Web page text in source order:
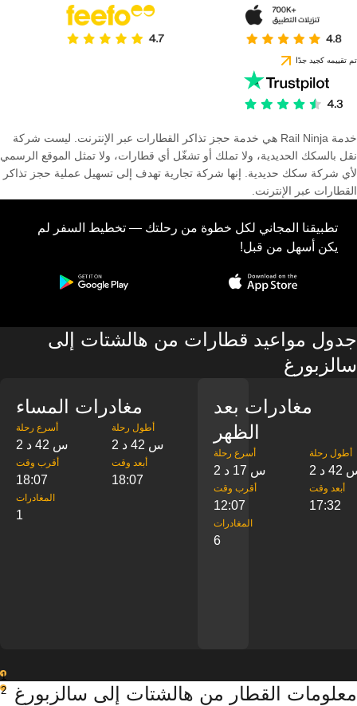
تم تقييمه كجيد جدًا
خدمة Rail Ninja هي خدمة حجز تذاكر القطارات عبر الإنترنت. ليست شركة
نقل بالسكك الحديدية، ولا تملك أو تشغّل أي قطارات، ولا تمثل الموقع الرسمي
لأي شركة سكك حديدية. إنها شركة تجارية تهدف إلى تسهيل عملية حجز تذاكر
القطارات عبر الإنترنت.
تطبيقنا المجاني لكل خطوة من رحلتك — تخطيط السفر لم
يكن أسهل من قبل!
جدول مواعيد قطارات من هالشتات إلى
سالزبورغ
مغادرات المساء
‎أسرع رحلة
2 س 42 د
‎أطول رحلة
2 س 42 د
‎أقرب وقت
18:07
‎أبعد وقت
18:07
‎المغادرات
1
مغادرات بعد
الظهر
‎أسرع رحلة
2 س 17 د
‎أطول رحلة
42 د
‎أقرب وقت
12:07
‎أبعد وقت
17:32
‎المغادرات
6
1
2
معلومات القطار من ‎هالشتات إلى ‎سالزبورغ